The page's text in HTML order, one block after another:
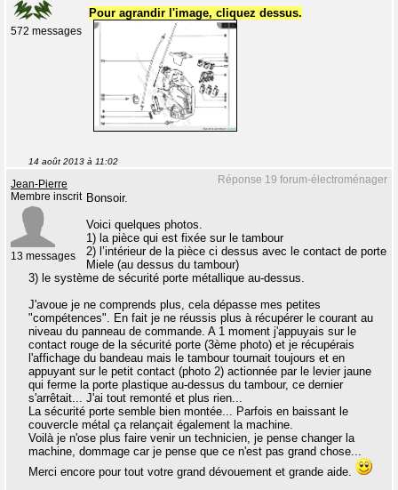
572 messages
Pour agrandir l'image, cliquez dessus.
14 août 2013 à 11:02
Réponse 19 forum-électroménager
Jean-Pierre
Membre inscrit
13 messages
Bonsoir.
Voici quelques photos.
1) la pièce qui est fixée sur le tambour
2) l’intérieur de la pièce ci dessus avec le contact de porte
Miele (au dessus du tambour)
3) le système de sécurité porte métallique au-dessus.
J'avoue je ne comprends plus, cela dépasse mes petites
"compétences". En fait je ne réussis plus à récupérer le courant au
niveau du panneau de commande. A 1 moment j'appuyais sur le
contact rouge de la sécurité porte (3ème photo) et je récupérais
l'affichage du bandeau mais le tambour tournait toujours et en
appuyant sur le petit contact (photo 2) actionnée par le levier jaune
qui ferme la porte plastique au-dessus du tambour, ce dernier
s'arrêtait... J'ai tout remonté et plus rien...
La sécurité porte semble bien montée... Parfois en baissant le
couvercle métal ça relançait également la machine.
Voilà je n'ose plus faire venir un technicien, je pense changer la
machine, dommage car je pense que ce n'est pas grand chose...
Merci encore pour tout votre grand dévouement et grande aide.